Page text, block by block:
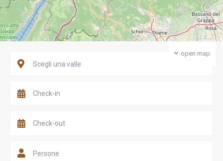
open map
Scegli una valle
Persone